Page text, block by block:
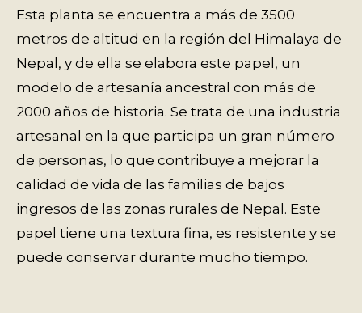
Esta planta se encuentra a más de 3500
metros de altitud en la región del Himalaya de
Nepal, y de ella se elabora este papel, un
modelo de artesanía ancestral con más de
2000 años de historia. Se trata de una industria
artesanal en la que participa un gran número
de personas, lo que contribuye a mejorar la
calidad de vida de las familias de bajos
ingresos de las zonas rurales de Nepal. Este
papel tiene una textura fina, es resistente y se
puede conservar durante mucho tiempo.